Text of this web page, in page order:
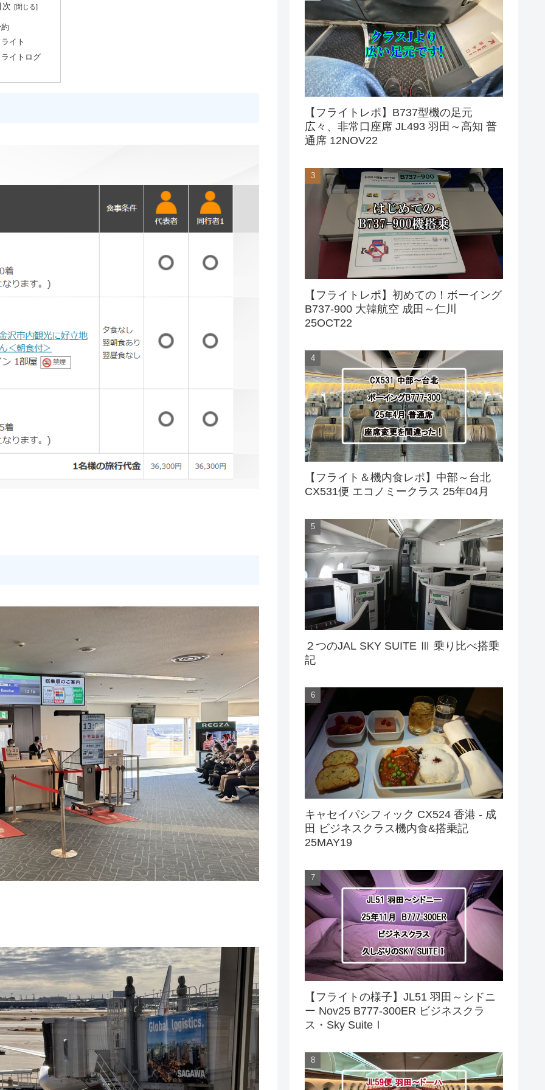
次
イト
イトログ
【フライトレポ】B737型機の足元
広々、非常口座席 JL493 羽田～高知 普
通席 12NOV22
【フライトレポ】初めての！ボーイング
B737-900 大韓航空 成田～仁川
25OCT22
【フライト＆機内食レポ】中部～台北
CX531便 エコノミークラス 25年04月
２つのJAL SKY SUITE Ⅲ 乗り比べ搭乗
記
キャセイパシフィック CX524 香港 - 成
田 ビジネスクラス機内食&搭乗記
25MAY19
【フライトの様子】JL51 羽田～シドニ
ー Nov25 B777-300ER ビジネスクラ
ス・Sky SuiteⅠ